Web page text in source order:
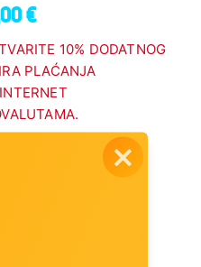
€
10% DODATNOG
PLAĆANJA